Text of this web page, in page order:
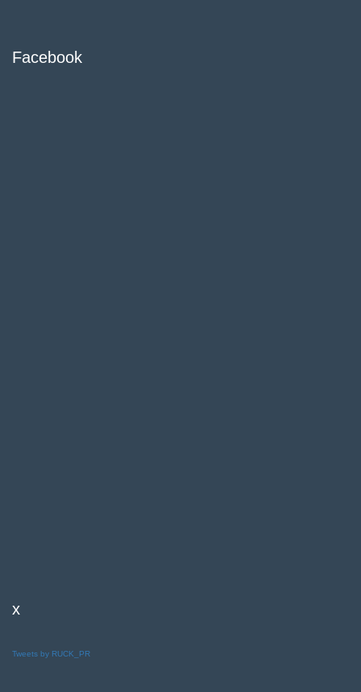
Facebook
x
Tweets by RUCK_PR